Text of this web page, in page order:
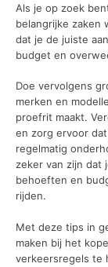
Als je op zoek
belangrijke zaken
dat je de juiste
budget en
Doe vervolgens
merken en
proefrit maakt.
en zorg ervoor
regelmatig
zeker van zijn dat
behoeften en
rijden.
Met deze tips in
maken bij het
verkeersregels te